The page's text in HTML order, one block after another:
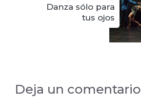
Danza sólo para
tus ojos
Deja un comentario